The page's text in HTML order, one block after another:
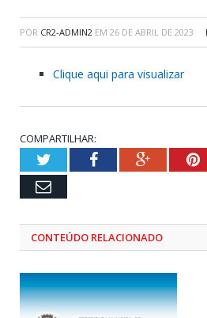
POR CR2-ADMIN2 EM 26 DE ABRIL DE 2023
Clique aqui para visualizar
COMPARTILHAR:
TwitterFacebookGoogle+
Email
CONTEÚDO RELACIONADO